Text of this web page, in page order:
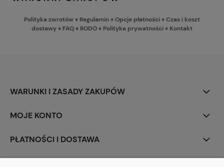
Polityka zwrotów ♦ Regulamin♦Opcje płatności♦Czas i koszt
dostawy♦ FAQ♦ RODO♦ Polityka prywatności♦ Kontakt
WARUNKI I ZASADY ZAKUPÓW
MOJE KONTO
PŁATNOŚCI I DOSTAWA